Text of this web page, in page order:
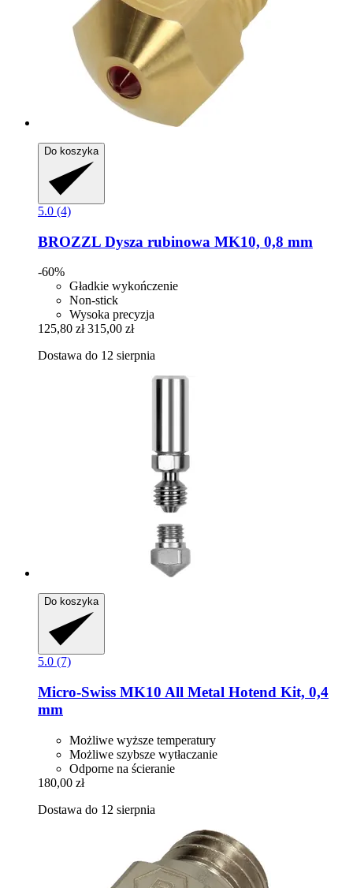
Do koszyka
5.0 (4)
BROZZL Dysza rubinowa MK10, 0,8 mm
-60%
Gładkie wykończenie
Non-stick
Wysoka precyzja
125,80 zł 315,00 zł
Dostawa do 12 sierpnia
Do koszyka
5.0 (7)
Micro-Swiss MK10 All Metal Hotend Kit, 0,4
mm
Możliwe wyższe temperatury
Możliwe szybsze wytłaczanie
Odporne na ścieranie
180,00 zł
Dostawa do 12 sierpnia